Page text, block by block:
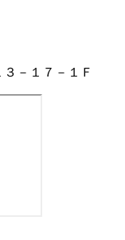
－１７－１Ｆ